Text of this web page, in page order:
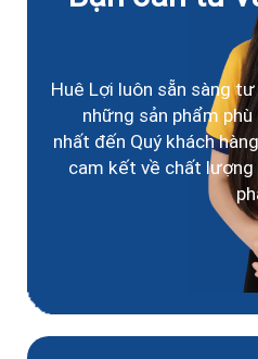
Huê Lợi luôn sẵn sàng tư
những sản phẩm phù
nhất đến Quý khách
cam kết về chất lượng